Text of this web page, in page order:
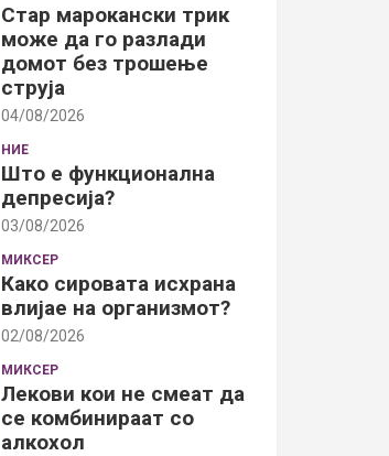
Стар марокански трик
може да го разлади
домот без трошење
струја
04/08/2026
НИЕ
Што е функционална
депресија?
03/08/2026
МИКСЕР
Како сировата исхрана
влијае на организмот?
02/08/2026
МИКСЕР
Лекови кои не смеат да
се комбинираат со
алкохол